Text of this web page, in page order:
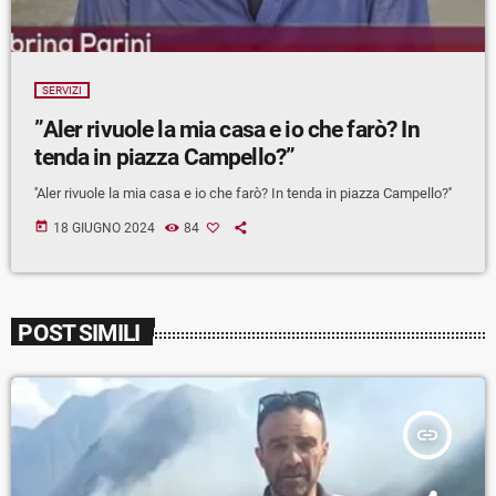
SERVIZI
”Aler rivuole la mia casa e io che farò? In
tenda in piazza Campello?”
''Aler rivuole la mia casa e io che farò? In tenda in piazza Campello?''
today 18 GIUGNO 2024 84
POST SIMILI
insert_link